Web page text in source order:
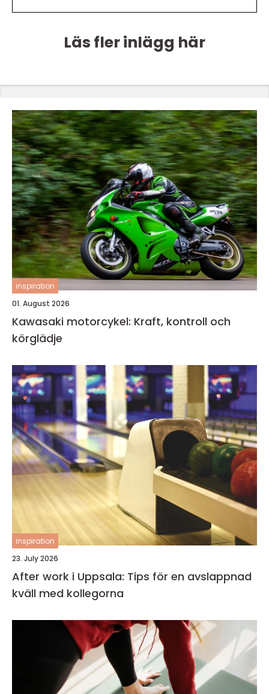
Läs fler inlägg här
inspiration
01. August 2026
Kawasaki motorcykel: Kraft, kontroll och
körglädje
inspiration
23. July 2026
After work i Uppsala: Tips för en avslappnad
kväll med kollegorna